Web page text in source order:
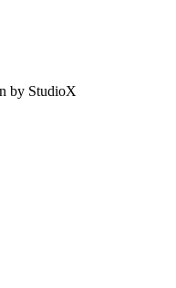
by StudioX